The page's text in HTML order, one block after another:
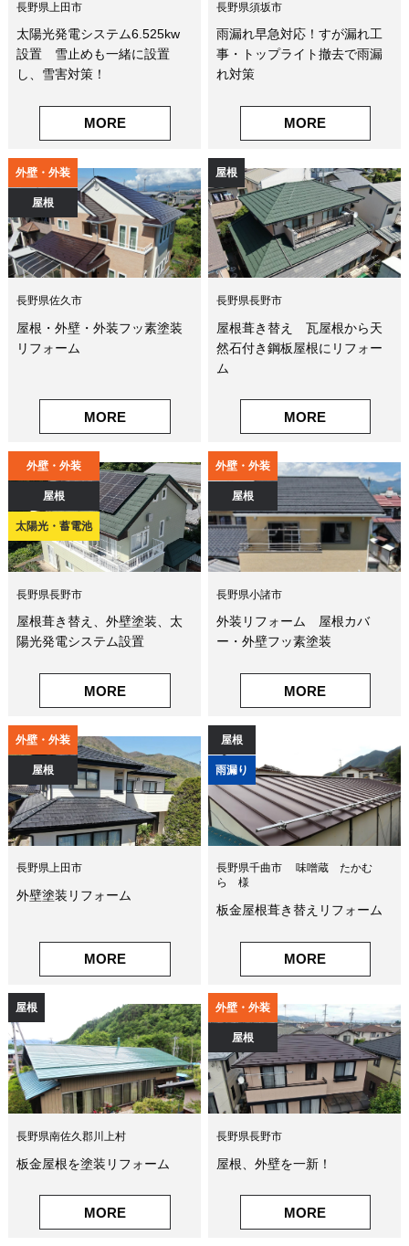
長野県上田市
太陽光発電システム6.525kw
設置 雪止めも一緒に設置
し、雪害対策！
MORE
長野県須坂市
雨漏れ早急対応！すが漏れ工
事・トップライト撤去で雨漏
れ対策
MORE
外壁・外装
屋根
長野県佐久市
屋根・外壁・外装フッ素塗装
リフォーム
MORE
屋根
長野県長野市
屋根葺き替え 瓦屋根から天
然石付き鋼板屋根にリフォー
ム
MORE
外壁・外装
屋根
太陽光・蓄電池
長野県長野市
屋根葺き替え、外壁塗装、太
陽光発電システム設置
MORE
外壁・外装
屋根
長野県小諸市
外装リフォーム 屋根カバ
ー・外壁フッ素塗装
MORE
外壁・外装
屋根
長野県上田市
外壁塗装リフォーム
MORE
屋根
雨漏り
長野県千曲市 味噌蔵 たかむ
ら 様
板金屋根葺き替えリフォーム
MORE
屋根
長野県南佐久郡川上村
板金屋根を塗装リフォーム
MORE
外壁・外装
屋根
長野県長野市
屋根、外壁を一新！
MORE